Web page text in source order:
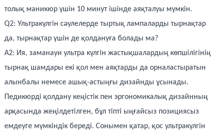
толық маникюр үшін 10 минут ішінде аяқталуы мүмкін.
Q2: Ультракүлгін сәулелерде тыртық лампаларды тырнақтар
да, тырнақтар үшін де қолдануға болады ма?
A2: Ия, заманауи ультра күлгін жастықшалардың көпшілігінің
тырнақ шамдары екі қол мен аяқтарды да орналастыратын
алынбалы немесе ашық-астыңғы дизайнды ұсынады.
Педикюрді қолдану кеңістік пен эргономикалық дизайнның
арқасында жеңілдетілген, бұл тіпті ыңғайсыз позициясыз
емдеуге мүмкіндік береді. Сонымен қатар, қос ультракүлгін